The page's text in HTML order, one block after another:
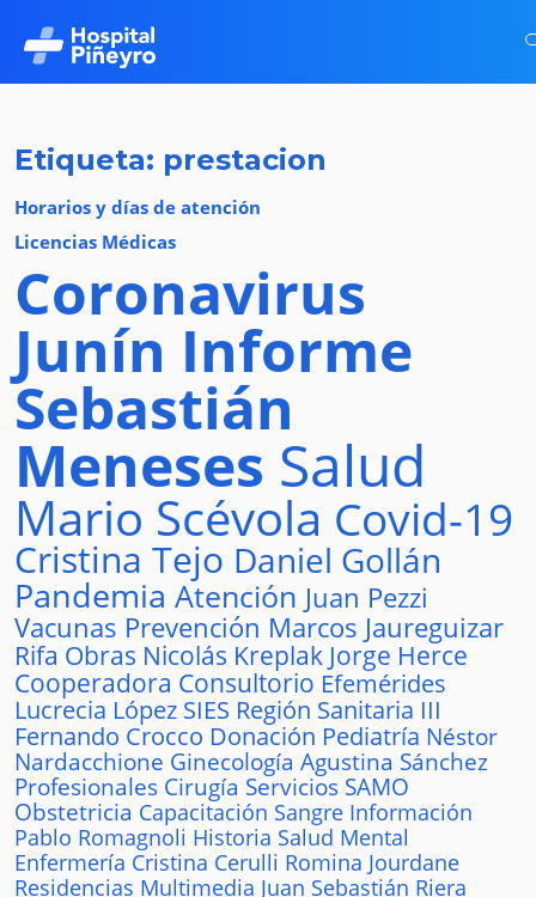
Etiqueta: prestacion
Horarios y días de atención
Licencias Médicas
Coronavirus
Junín Informe
Sebastián
Meneses Salud
Mario Scévola Covid-19
Cristina Tejo Daniel Gollán
Pandemia Atención Juan Pezzi
Vacunas Prevención Marcos Jaureguizar
Rifa Obras Nicolás Kreplak Jorge Herce
Cooperadora Consultorio Efemérides
Lucrecia López SIES Región Sanitaria III
Fernando Crocco Donación Pediatría Néstor
Nardacchione Ginecología Agustina Sánchez
Profesionales Cirugía Servicios SAMO
Obstetricia Capacitación Sangre Información
Pablo Romagnoli Historia Salud Mental
Enfermería Cristina Cerulli Romina Jourdane
Residencias Multimedia Juan Sebastián Riera